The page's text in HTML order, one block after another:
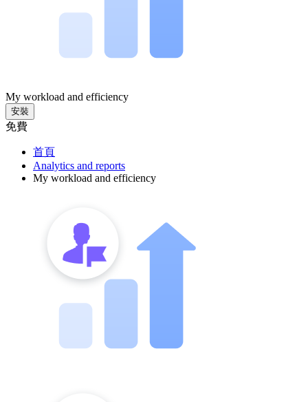
My workload and efficiency
安裝
免費
首頁
Analytics and reports
My workload and efficiency